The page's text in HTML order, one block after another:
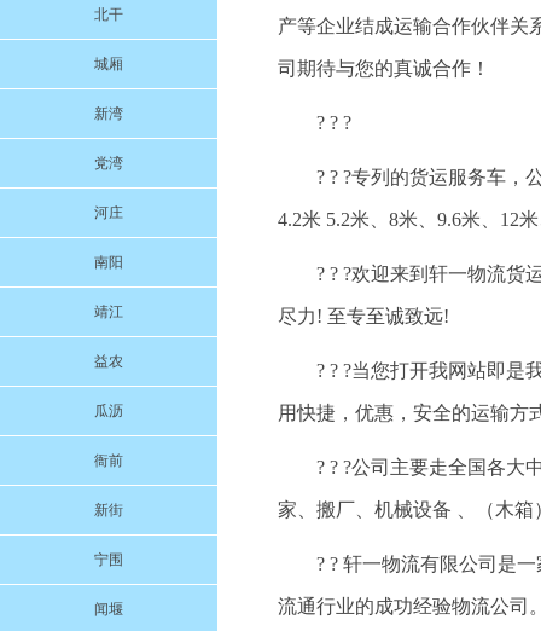
北干
城厢
新湾
党湾
河庄
南阳
靖江
益农
瓜沥
衙前
新街
宁围
闻堰
产等企业结成运输合作伙伴关
司期待与您的真诚合作！
? ? ?
? ? ?专列的货运服务车，
4.2米 5.2米、8米、9.6米、
? ? ?欢迎来到轩一物流货
尽力! 至专至诚致远!
? ? ?当您打开我网站即是
用快捷，优惠，安全的运输方
? ? ?公司主要走全国各大
家、搬厂、机械设备 、（木
? ? 轩一物流有限公司是
流通行业的成功经验物流公司